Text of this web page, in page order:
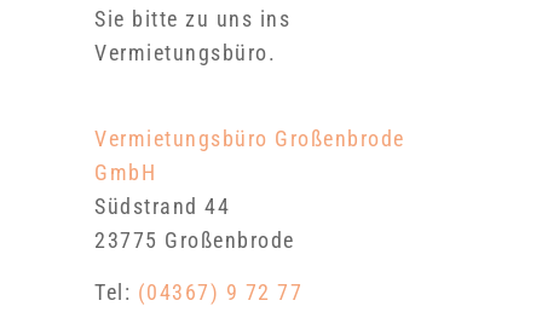
Sie bitte zu uns ins
Vermietungsbüro.
Vermietungsbüro Großenbrode
GmbH
Südstrand 44
23775 Großenbrode
Tel: (04367) 9 72 77